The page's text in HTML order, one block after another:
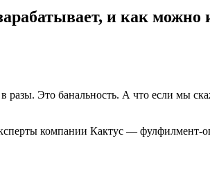
и как можно
разы. Это банальность. А что если мы
компании Кактус — фулфилмент-